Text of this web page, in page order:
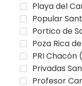
Playa del
Popular
Portico de
Poza Rica
PRI Chacón
Privadas
Profesor